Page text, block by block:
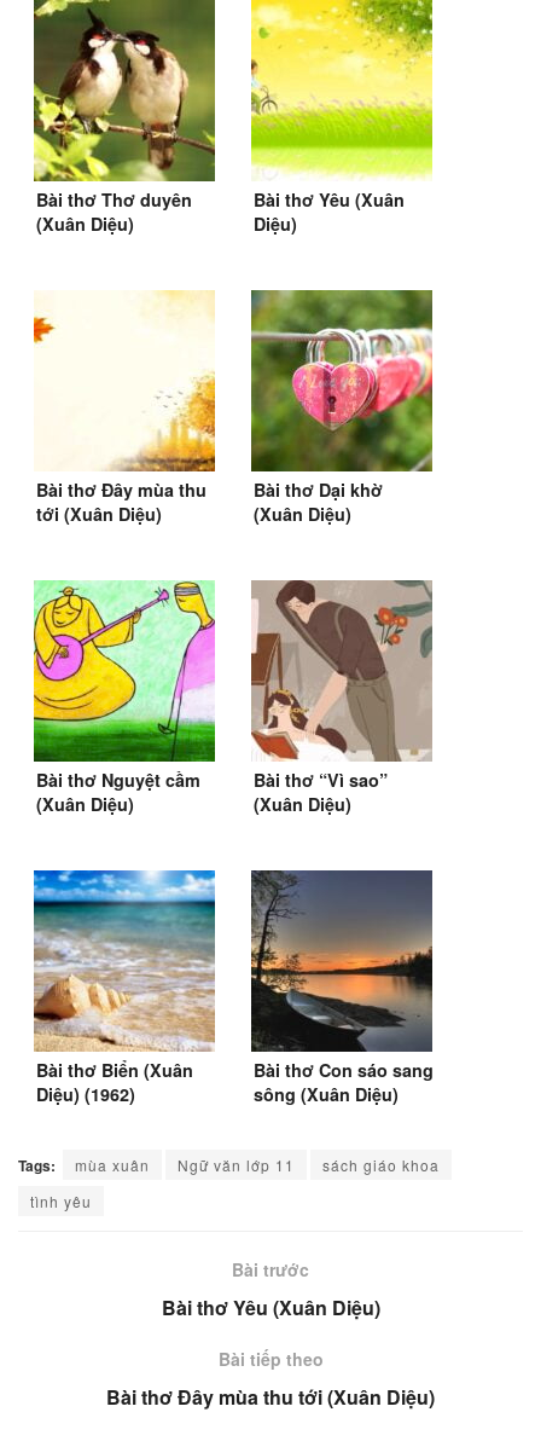
Bài thơ Thơ duyên
(Xuân Diệu)
Bài thơ Yêu (Xuân
Diệu)
Bài thơ Đây mùa thu
tới (Xuân Diệu)
Bài thơ Dại khờ
(Xuân Diệu)
Bài thơ Nguyệt cầm
(Xuân Diệu)
Bài thơ “Vì sao”
(Xuân Diệu)
Bài thơ Biển (Xuân
Diệu) (1962)
Bài thơ Con sáo sang
sông (Xuân Diệu)
Tags: mùa xuân Ngữ văn lớp 11
sách giáo khoa
tình yêu
Bài trước
Bài thơ Yêu (Xuân Diệu)
Bài tiếp theo
Bài thơ Đây mùa thu tới (Xuân Diệu)